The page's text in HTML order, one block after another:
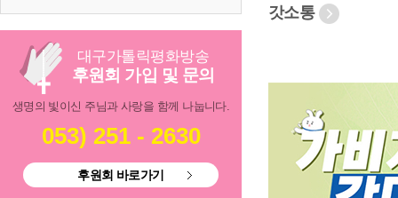
대구가톨릭평화방송
후원회 가입 및 문의
생명의 빛이신 주님과 사랑을 함께 나눕니다.
053) 251 - 2630
후원회 바로가기
갓소통